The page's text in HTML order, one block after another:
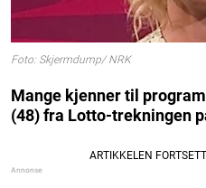
Foto: Skjermdump/ NRK
Mange kjenner til
(48) fra Lotto-trekningen